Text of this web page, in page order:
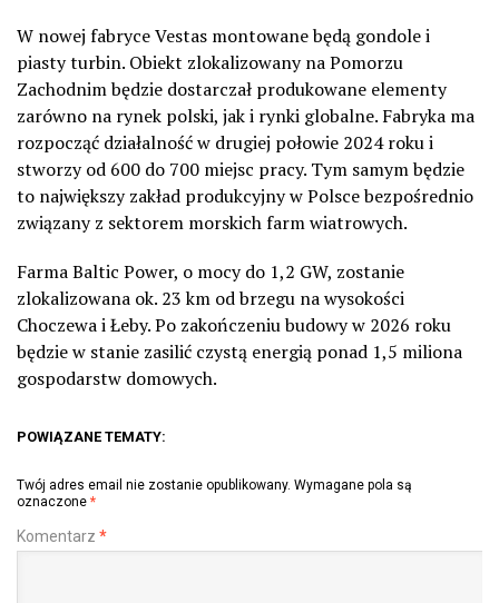
W nowej fabryce Vestas montowane będą gondole i
piasty turbin. Obiekt zlokalizowany na Pomorzu
Zachodnim będzie dostarczał produkowane elementy
zarówno na rynek polski, jak i rynki globalne. Fabryka ma
rozpocząć działalność w drugiej połowie 2024 roku i
stworzy od 600 do 700 miejsc pracy. Tym samym będzie
to największy zakład produkcyjny w Polsce bezpośrednio
związany z sektorem morskich farm wiatrowych.
Farma Baltic Power, o mocy do 1,2 GW, zostanie
zlokalizowana ok. 23 km od brzegu na wysokości
Choczewa i Łeby. Po zakończeniu budowy w 2026 roku
będzie w stanie zasilić czystą energią ponad 1,5 miliona
gospodarstw domowych.
POWIĄZANE TEMATY:
Twój adres email nie zostanie opublikowany. Wymagane pola są
oznaczone *
Komentarz *